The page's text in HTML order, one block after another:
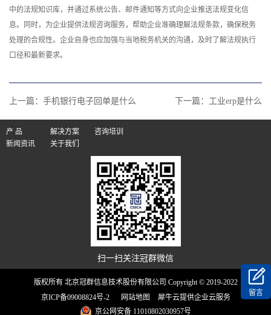
中的法规知识库，并通过系统公告、邮件通知等方式向企业推送法规变化信
息。同时，为企业提供法规咨询服务，帮助企业准确理解法规条款，确保税务
处理的合规性。企业自身也应加强与当地税务机关的沟通，及时了解法规执行
口径和最新要求。‍
上一篇： 手机银行电子回单是什么 下一篇： 工业erp是什么
产 品 解决方案
咨询培训
新闻资讯
关于我们
扫一扫关注冠群微信
版权所有 北京冠群信息技术股份有限公司 Copyright © 2019-2022
京ICP备09008824号-2
网站地图
犀牛云提供企业云服务
京公网安备 11010802030957号
留言